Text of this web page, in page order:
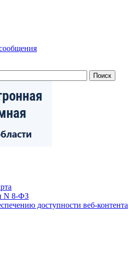
N 8-ФЗ
доступности веб-контента